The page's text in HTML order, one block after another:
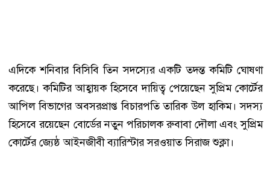
এদিকে শনিবার বিসিবি তিন সদস্যের একটি তদন্ত কমিটি ঘোষণা
করেছে। কমিটির আহ্বায়ক হিসেবে দায়িত্ব পেয়েছেন সুপ্রিম কোর্টের
আপিল বিভাগের অবসরপ্রাপ্ত বিচারপতি তারিক উল হাকিম। সদস্য
হিসেবে রয়েছেন বোর্ডের নতুন পরিচালক রুবাবা দৌলা এবং সুপ্রিম
কোর্টের জ্যেষ্ঠ আইনজীবী ব্যারিস্টার সরওয়াত সিরাজ শুক্লা।